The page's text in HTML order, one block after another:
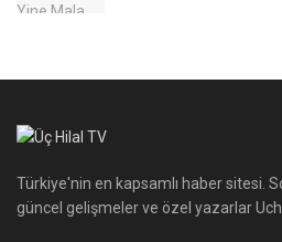
Türkiye'nin en kapsamlı haber sitesi.
güncel gelişmeler ve özel yazarlar